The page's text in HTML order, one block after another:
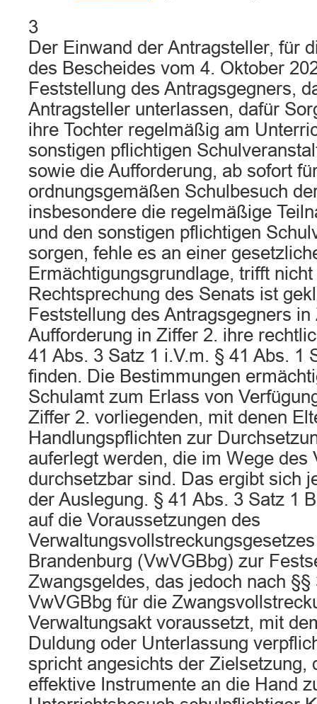
3
Der Einwand der Antragsteller, für
des Bescheides vom 4. Oktober
Feststellung des Antragsgegners,
Antragsteller unterlassen, dafür
ihre Tochter regelmäßig am
sonstigen pflichtigen
sowie die Aufforderung, ab sofort
ordnungsgemäßen Schulbesuch
insbesondere die regelmäßige
und den sonstigen pflichtigen
sorgen, fehle es an einer
Ermächtigungsgrundlage, trifft
Rechtsprechung des Senats ist
Feststellung des Antragsgegners
Aufforderung in Ziffer 2. ihre
41 Abs. 3 Satz 1 i.V.m. § 41 Abs. 1
finden. Die Bestimmungen
Schulamt zum Erlass von
Ziffer 2. vorliegenden, mit denen
Handlungspflichten zur
auferlegt werden, die im Wege des
durchsetzbar sind. Das ergibt sich
der Auslegung. § 41 Abs. 3 Satz 1
auf die Voraussetzungen des
Brandenburg (VwVGBbg) zur
Zwangsgeldes, das jedoch nach §§
VwVGBbg für die
Verwaltungsakt voraussetzt, mit
Duldung oder Unterlassung
spricht angesichts der Zielsetzung,
effektive Instrumente an die Hand